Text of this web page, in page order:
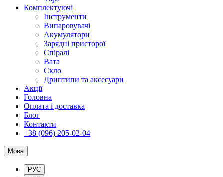
Комплектуючі
Інструменти
Випаровувачі
Акумулятори
Зарядні присторої
Спіралі
Вата
Скло
Дриптипи та аксесуари
Акції
Головна
Оплата і доставка
Блог
Контакти
+38 (096) 205-02-04
Мова
РУС